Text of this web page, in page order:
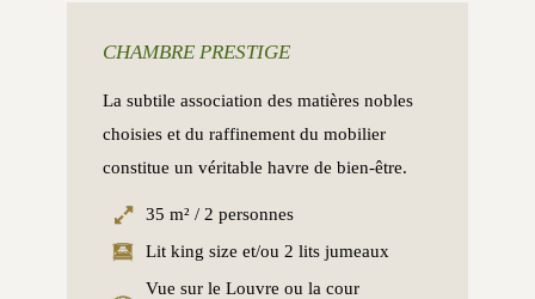
CHAMBRE PRESTIGE
La subtile association des matières nobles
choisies et du raffinement du mobilier
constitue un véritable havre de bien-être.
35 m² / 2 personnes
Lit king size et/ou 2 lits jumeaux
Vue sur le Louvre ou la cour